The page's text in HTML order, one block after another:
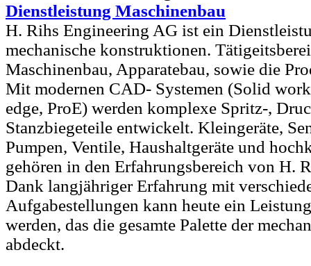
Dienstleistung Maschinenbau
H. Rihs Engineering AG ist ein
mechanische konstruktionen.
Maschinenbau, Apparatebau, sowie die
Mit modernen CAD- Systemen (Solid
edge, ProE) werden komplexe Spritz-,
Stanzbiegeteile entwickelt. Kleingeräte,
Pumpen, Ventile, Haushaltgeräte und
gehören in den Erfahrungsbereich von H.
Dank langjähriger Erfahrung mit
Aufgabestellungen kann heute ein
werden, das die gesamte Palette der
abdeckt.